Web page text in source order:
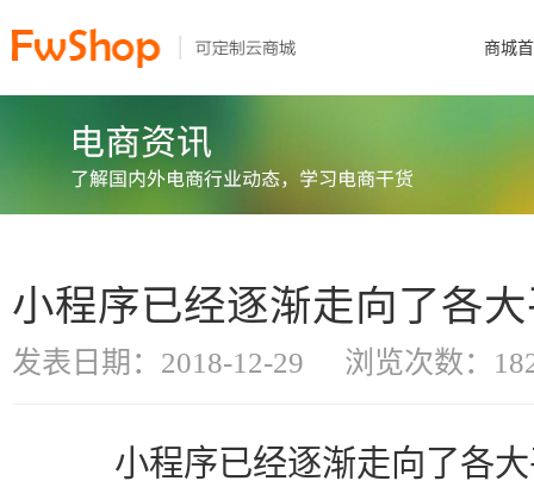
商城
小程序已经逐渐走向了各
发表日期：2018-12-29 浏览次数：
小程序已经逐渐走向了各大